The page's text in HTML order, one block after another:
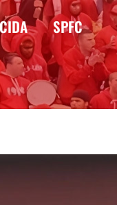
SPFC